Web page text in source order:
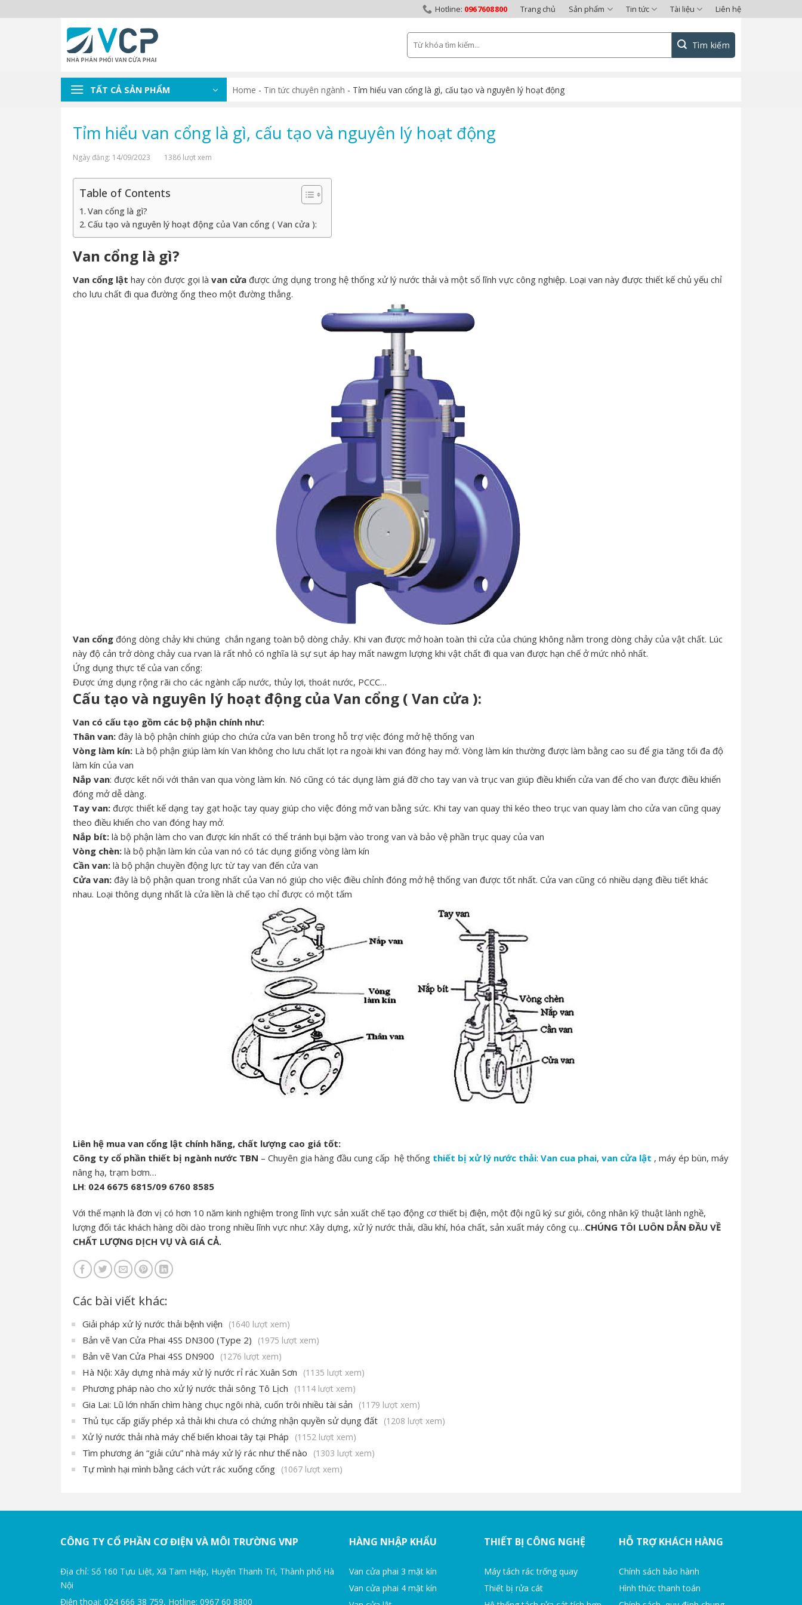
to
0967608800 Trang chủ Sản phẩm Tin tức Tài liệu Liên hệ
Tìm
kiếm:
TẤT CẢ SẢN PHẨM Home - Tin tức chuyên ngành - Tỉm hiểu van cổng là gì, cấu tạo và nguyên lý hoạt động
Tỉm hiểu van cổng là gì, cấu tạo và nguyên lý hoạt động
Ngày đăng: 14/09/2023 1386 lượt xem
Table of Contents
Van cổng là gì?
Cấu tạo và nguyên lý hoạt động của Van cổng ( Van cửa ):
Van cổng là gì?
Van cổng lật hay còn được gọi là van cửa được ứng dụng trong hệ thống xử lý nước thải và một số lĩnh vực công nghiệp. Loại van này được thiết kế chủ yếu chỉ
cho lưu chất đi qua đường ống theo một đường thẳng.
Van cổng đóng dòng chảy khi chúng chắn ngang toàn bộ dòng chảy. Khi van được mở hoàn toàn thì cửa của chúng không nằm trong dòng chảy của vật chất. Lúc
này độ cản trở dòng chảy cua rvan là rất nhỏ có nghĩa là sự sụt áp hay mất nawgm lượng khi vật chất đi qua van được hạn chế ở mức nhỏ nhất.
Ứng dụng thực tế của van cổng:
Được ứng dụng rộng rãi cho các ngành cấp nước, thủy lợi, thoát nước, PCCC…
Cấu tạo và nguyên lý hoạt động của Van cổng ( Van cửa ):
Van có cấu tạo gồm các bộ phận chính như:
Thân van: đây là bộ phận chính giúp cho chứa cửa van bên trong hỗ trợ việc đóng mở hệ thống van
Vòng làm kín: Là bộ phận giúp làm kín Van không cho lưu chất lọt ra ngoài khi van đóng hay mở. Vòng làm kín thường được làm bằng cao su để gia tăng tối đa độ
làm kín của van
Nắp van: được kết nối với thân van qua vòng làm kín. Nó cũng có tác dụng làm giá đỡ cho tay van và trục van giúp điều khiển cửa van để cho van được điều khiển
đóng mở dễ dàng.
Tay van: được thiết kế dạng tay gạt hoặc tay quay giúp cho việc đóng mở van bằng sức. Khi tay van quay thì kéo theo trục van quay làm cho cửa van cũng quay
theo điều khiển cho van đóng hay mở.
Nắp bít: là bộ phận làm cho van được kín nhất có thể tránh bụi bặm vào trong van và bảo vệ phần trục quay của van
Vòng chèn: là bộ phận làm kín của van nó có tác dụng giống vòng làm kín
Cần van: là bộ phận chuyền động lực từ tay van đến cửa van
Cửa van: đây là bộ phận quan trong nhất của Van nó giúp cho việc điều chỉnh đóng mở hệ thống van được tốt nhất. Cửa van cũng có nhiều dạng điều tiết khác
nhau. Loại thông dụng nhất là cửa liền là chế tạo chỉ được có một tấm
Liên hệ mua van cổng lật chính hãng, chất lượng cao giá tốt:
Công ty cổ phần thiết bị ngành nước TBN – Chuyên gia hàng đầu cung cấp hệ thống thiết bị xử lý nước thải: Van cua phai, van cửa lật , máy ép bùn, máy
nâng hạ, trạm bơm…
LH: 024 6675 6815/09 6760 8585
Với thế mạnh là đơn vị có hơn 10 năm kinh nghiệm trong lĩnh vực sản xuất chế tạo động cơ thiết bị điện, một đội ngũ ký sư giỏi, công nhân kỹ thuật lành nghề,
lượng đối tác khách hàng dồi dào trong nhiều lĩnh vực như: Xây dựng, xử lý nước thải, dầu khí, hóa chất, sản xuất máy công cụ…CHÚNG TÔI LUÔN DẪN ĐẦU VỀ
CHẤT LƯỢNG DỊCH VỤ VÀ GIÁ CẢ.
Các bài viết khác:
Giải pháp xử lý nước thải bệnh viện (1640 lượt xem)
Bản vẽ Van Cửa Phai 4SS DN300 (Type 2) (1975 lượt xem)
Bản vẽ Van Cửa Phai 4SS DN900 (1276 lượt xem)
Hà Nội: Xây dựng nhà máy xử lý nước rỉ rác Xuân Sơn (1135 lượt xem)
Phương pháp nào cho xử lý nước thải sông Tô Lịch (1114 lượt xem)
Gia Lai: Lũ lớn nhấn chìm hàng chục ngôi nhà, cuốn trôi nhiều tài sản (1179 lượt xem)
Thủ tục cấp giấy phép xả thải khi chưa có chứng nhận quyền sử dụng đất (1208 lượt xem)
Xử lý nước thải nhà máy chế biến khoai tây tại Pháp (1152 lượt xem)
Tìm phương án “giải cứu” nhà máy xử lý rác như thế nào (1303 lượt xem)
Tự mình hại mình bằng cách vứt rác xuống cống (1067 lượt xem)
CÔNG TY CỔ PHẦN CƠ ĐIỆN VÀ MÔI TRƯỜNG VNP
Địa chỉ: Số 160 Tựu Liệt, Xã Tam Hiệp, Huyện Thanh Trì, Thành phố Hà
Nội
Điện thoại: 024 666 38 759, Hotline: 0967 60 8800
HÀNG NHẬP KHẨU
Van cửa phai 3 mặt kín
Van cửa phai 4 mặt kín
THIẾT BỊ CÔNG NGHỆ
Máy tách rác trống quay
Thiết bị rửa cát
HỖ TRỢ KHÁCH HÀNG
Chính sách bảo hành
Hình thức thanh toán